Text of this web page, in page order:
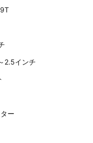
2.5インチ
ー